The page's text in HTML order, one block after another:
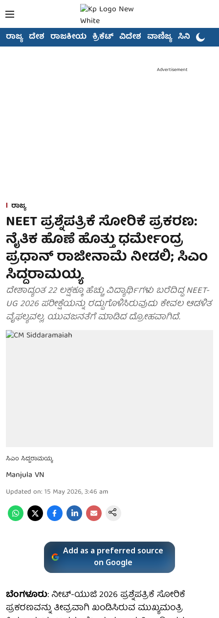
ರಾಜ್ಯ ದೇಶ ರಾಜಕೀಯ ಕ್ರಿಕೆಟ್ ವಿದೇಶ ವಾಣಿಜ್ಯ ಸಿನಿಮಾ
Advertisement
ರಾಜ್ಯ
NEET ಪ್ರಶ್ನೆಪತ್ರಿಕೆ ಸೋರಿಕೆ ಪ್ರಕರಣ:
ನೈತಿಕ ಹೊಣೆ ಹೊತ್ತು ಧರ್ಮೇಂದ್ರ
ಪ್ರಧಾನ್ ರಾಜೀನಾಮೆ ನೀಡಲಿ; ಸಿಎಂ
ಸಿದ್ದರಾಮಯ್ಯ
ದೇಶಾದ್ಯಂತ 22 ಲಕ್ಷಕ್ಕೂ ಹೆಚ್ಚು ವಿದ್ಯಾರ್ಥಿಗಳು ಬರೆದಿದ್ದ NEET-
UG 2026 ಪರೀಕ್ಷೆಯನ್ನು ರದ್ದುಗೊಳಿಸಿರುವುದು ಕೇವಲ ಆಡಳಿತ
ವೈಫಲ್ಯವಲ್ಲ, ಯುವಜನತೆಗೆ ಮಾಡಿದ ದ್ರೋಹವಾಗಿದೆ.
ಸಿಎಂ ಸಿದ್ದರಾಮಯ್ಯ
Manjula VN
Updated on: 15 May 2026, 3:46 am
Add as a preferred source
on Google
ಬೆಂಗಳೂರು: ನೀಟ್-ಯುಜಿ 2026 ಪ್ರಶ್ನೆಪತ್ರಿಕೆ ಸೋರಿಕೆ
ಪ್ರಕರಣವನ್ನು ತೀವ್ರವಾಗಿ ಖಂಡಿಸಿರುವ ಮುಖ್ಯಮಂತ್ರಿ